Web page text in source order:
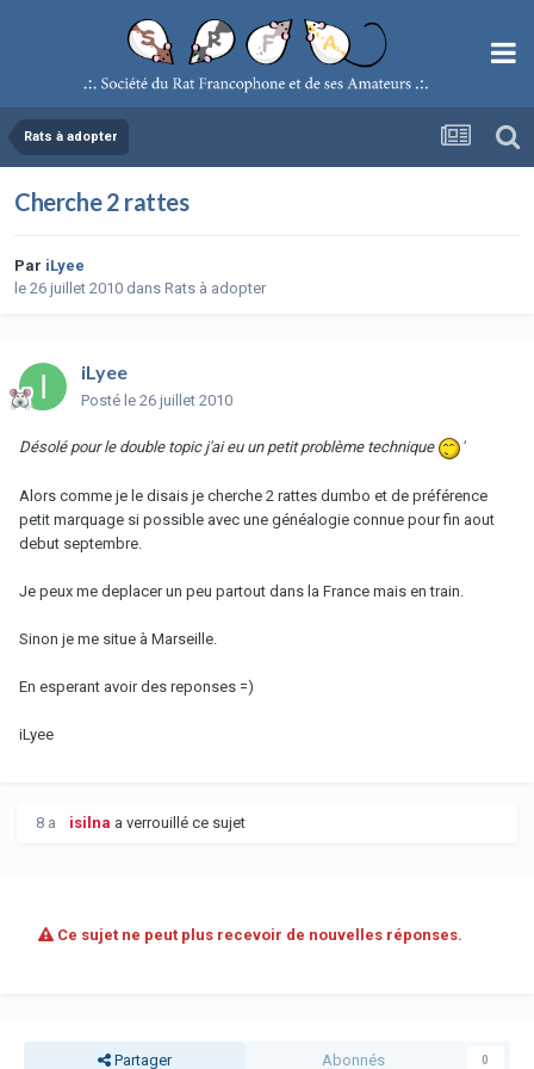
Rats à adopter
Cherche 2 rattes
Par iLyee
le 26 juillet 2010 dans Rats à adopter
iLyee
Posté le 26 juillet 2010
Désolé pour le double topic j'ai eu un petit problème technique
Alors comme je le disais je cherche 2 rattes dumbo et de préférence
petit marquage si possible avec une généalogie connue pour fin aout
debut septembre.
Je peux me deplacer un peu partout dans la France mais en train.
Sinon je me situe à Marseille.
En esperant avoir des reponses =)
iLyee
8 a isilna a verrouillé ce sujet
Ce sujet ne peut plus recevoir de nouvelles réponses.
Partager Abonnés 0